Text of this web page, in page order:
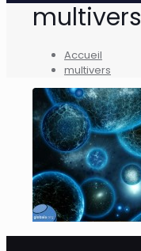
multivers
Accueil
multivers